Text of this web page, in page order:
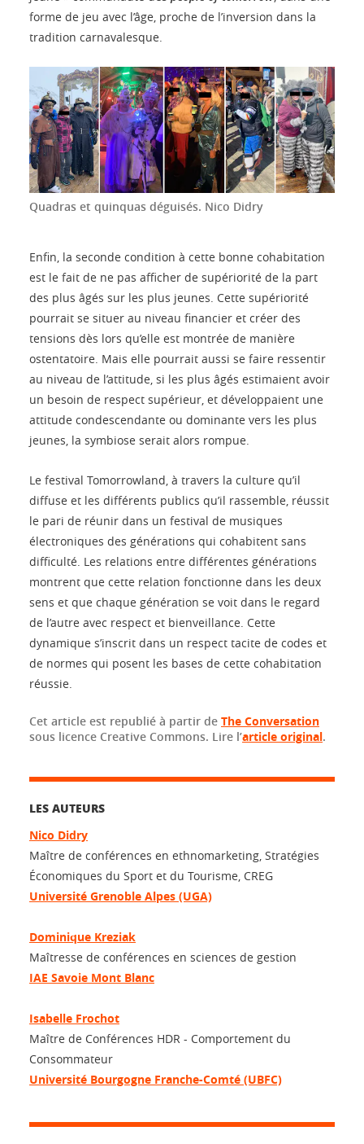
forme de jeu avec l’âge, proche de l’inversion dans la
tradition carnavalesque.
Quadras et quinquas déguisés. Nico Didry
Enfin, la seconde condition à cette bonne cohabitation
est le fait de ne pas afficher de supériorité de la part
des plus âgés sur les plus jeunes. Cette supériorité
pourrait se situer au niveau financier et créer des
tensions dès lors qu’elle est montrée de manière
ostentatoire. Mais elle pourrait aussi se faire ressentir
au niveau de l’attitude, si les plus âgés estimaient avoir
un besoin de respect supérieur, et développaient une
attitude condescendante ou dominante vers les plus
jeunes, la symbiose serait alors rompue.
Le festival Tomorrowland, à travers la culture qu’il
diffuse et les différents publics qu’il rassemble, réussit
le pari de réunir dans un festival de musiques
électroniques des générations qui cohabitent sans
difficulté. Les relations entre différentes générations
montrent que cette relation fonctionne dans les deux
sens et que chaque génération se voit dans le regard
de l’autre avec respect et bienveillance. Cette
dynamique s’inscrit dans un respect tacite de codes et
de normes qui posent les bases de cette cohabitation
réussie.
Cet article est republié à partir de The Conversation
sous licence Creative Commons. Lire l’article original.
LES AUTEURS
Nico Didry
Maître de conférences en ethnomarketing, Stratégies
Économiques du Sport et du Tourisme, CREG
Université Grenoble Alpes (UGA)
Dominique Kreziak
Maîtresse de conférences en sciences de gestion
IAE Savoie Mont Blanc
Isabelle Frochot
Maître de Conférences HDR - Comportement du
Consommateur
Université Bourgogne Franche-Comté (UBFC)